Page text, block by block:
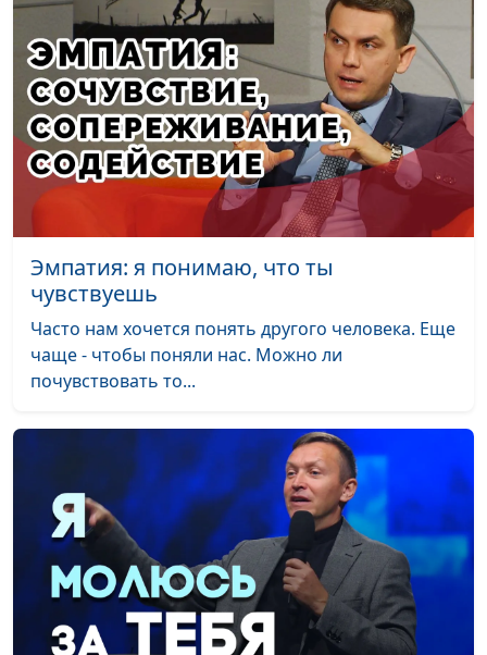
Эмпатия: я понимаю, что ты
чувствуешь
Часто нам хочется понять другого человека. Еще
чаще - чтобы поняли нас. Можно ли
почувствовать то...